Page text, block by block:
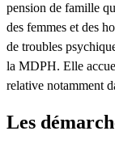
pension de famille
des femmes et des
de troubles
la MDPH. Elle
relative notamment
Les